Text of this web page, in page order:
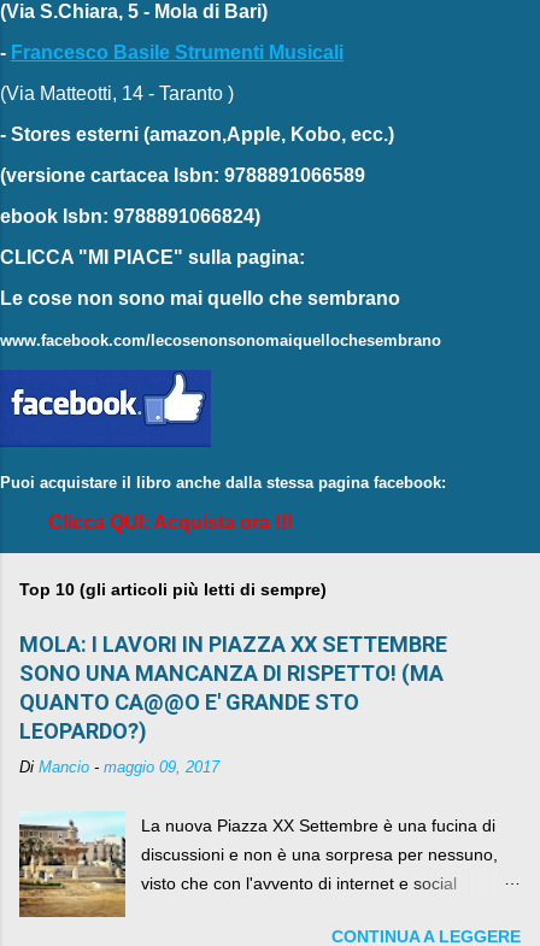
(Via S.Chiara, 5 - Mola di Bari)
- Francesco Basile Strumenti Musicali
(Via Matteotti, 14 - Taranto )
- Stores esterni (amazon,Apple, Kobo, ecc.)
(versione cartacea Isbn: 9788891066589
ebook Isbn: 9788891066824)
CLICCA "MI PIACE" sulla pagina:
Le cose non sono mai quello che sembrano
www.facebook.com/lecosenonsonomaiquellochesembrano
Puoi acquistare il libro anche dalla stessa pagina facebook:
Clicca QUI: Acquista ora !!!
Top 10 (gli articoli più letti di sempre)
MOLA: I LAVORI IN PIAZZA XX SETTEMBRE
SONO UNA MANCANZA DI RISPETTO! (MA
QUANTO CA@@O E' GRANDE STO
LEOPARDO?)
Di Mancio - maggio 09, 2017
La nuova Piazza XX Settembre è una fucina di
discussioni e non è una sorpresa per nessuno,
visto che con l'avvento di internet e social
sua lasciandone anche traccia scritta nel web.
CONTINUA A LEGGERE